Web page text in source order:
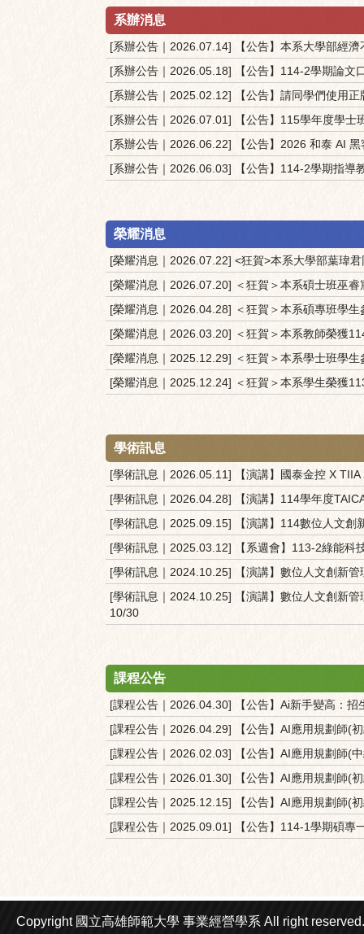
系辦消息
[系辦公告｜2026.07.14] 【公告】本系大學部經
[系辦公告｜2026.05.18] 【公告】114-2學期論
[系辦公告｜2025.02.12] 【公告】請同學們使用
[系辦公告｜2026.07.01] 【公告】115學年度學士
[系辦公告｜2026.06.22] 【公告】2026 和泰 AI 黑
[系辦公告｜2026.06.03] 【公告】114-2學期指導
榮耀消息
[榮耀消息｜2026.07.22] <狂賀>本系大學部葉瑋
[榮耀消息｜2026.07.20] ＜狂賀＞本系碩士班巫
[榮耀消息｜2026.04.28] ＜狂賀＞本系碩專班學
[榮耀消息｜2026.03.20] ＜狂賀＞本系教師榮獲
[榮耀消息｜2025.12.29] ＜狂賀＞本系學士班學
[榮耀消息｜2025.12.24] ＜狂賀＞本系學生榮獲
學術訊息
[學術訊息｜2026.05.11] 【演講】國泰金控 X
[學術訊息｜2026.04.28] 【演講】114學年度
[學術訊息｜2025.09.15] 【演講】114數位人文創
[學術訊息｜2025.03.12] 【系週會】113-2綠能科
[學術訊息｜2024.10.25] 【演講】數位人文創新
[學術訊息｜2024.10.25] 【演講】數位人文創新
10/30
課程公告
[課程公告｜2026.04.30] 【公告】Ai新手變高：招
[課程公告｜2026.04.29] 【公告】AI應用規劃師(
[課程公告｜2026.02.03] 【公告】AI應用規劃師(
[課程公告｜2026.01.30] 【公告】AI應用規劃師(
[課程公告｜2025.12.15] 【公告】AI應用規劃師(
[課程公告｜2025.09.01] 【公告】114-1學期碩專
Copyright 國立高雄師範大學 事業經營學系 All right